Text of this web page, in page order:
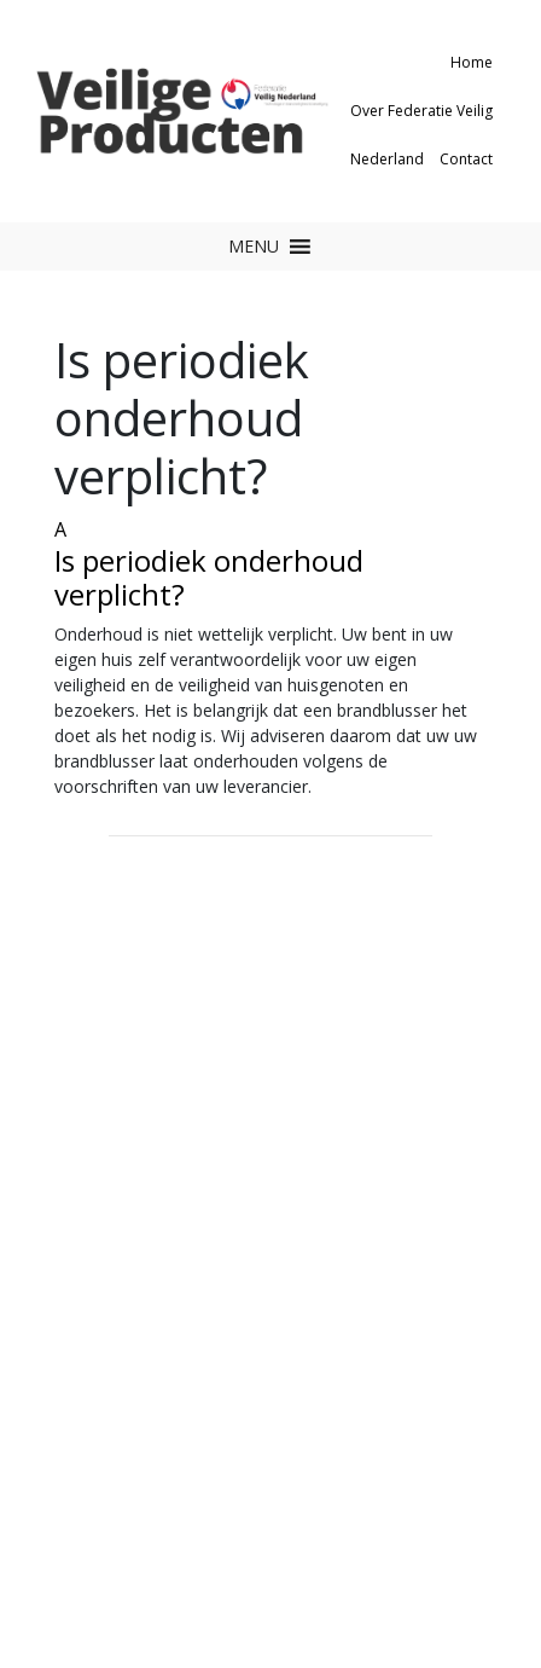
Home
Over Federatie Veilig
Nederland Contact
MENU
Is periodiek
onderhoud
verplicht?
A
Is periodiek onderhoud
verplicht?
Onderhoud is niet wettelijk verplicht. Uw bent in uw
eigen huis zelf verantwoordelijk voor uw eigen
veiligheid en de veiligheid van huisgenoten en
bezoekers. Het is belangrijk dat een brandblusser het
doet als het nodig is. Wij adviseren daarom dat uw uw
brandblusser laat onderhouden volgens de
voorschriften van uw leverancier.